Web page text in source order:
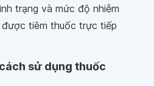
trạng và mức độ nhiễm
tiêm thuốc trực tiếp
sử dụng thuốc